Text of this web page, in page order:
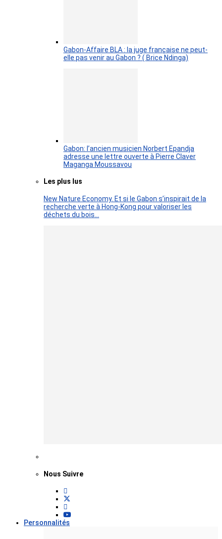
Gabon-Affaire BLA : la juge française ne peut-
elle pas venir au Gabon ? ( Brice Ndinga)
Gabon: l’ancien musicien Norbert Epandja
adresse une lettre ouverte à Pierre Claver
Maganga Moussavou
Les plus lus
New Nature Economy. Et si le Gabon s’inspirait de la
recherche verte à Hong-Kong pour valoriser les
déchets du bois…
Nous Suivre
Personnalités